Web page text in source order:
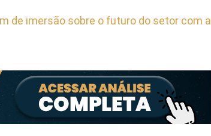
de imersão sobre o futuro do setor com a